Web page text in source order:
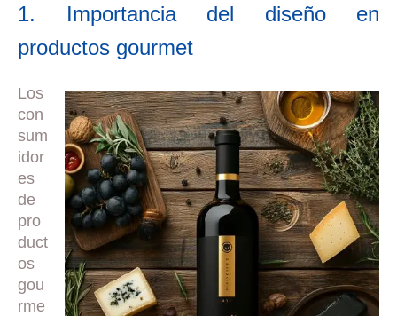
1. Importancia del diseño en
productos gourmet
Los
con
sum
idor
es
de
pro
duct
os
gou
rme